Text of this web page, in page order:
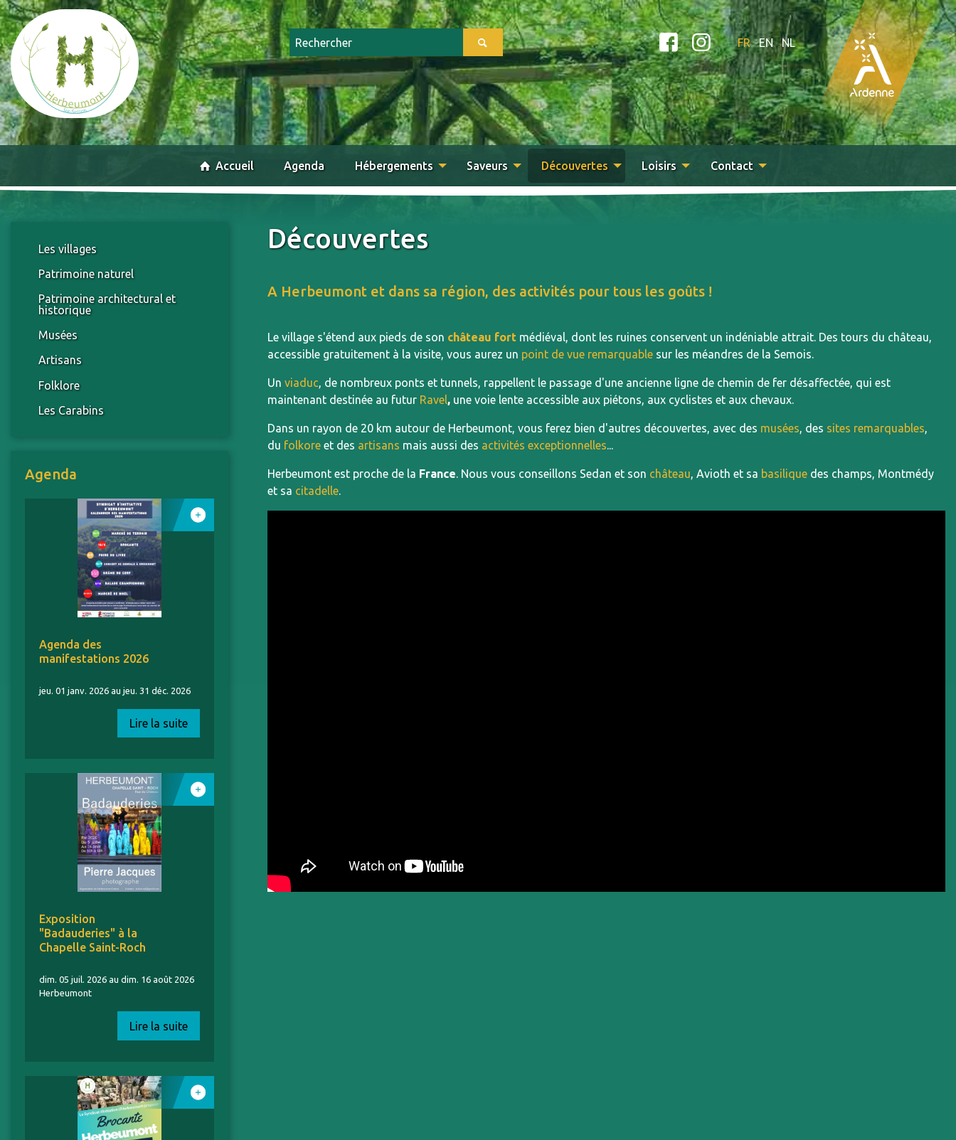
FR EN NL
Accueil Agenda Hébergements Saveurs Découvertes Loisirs Contact
Découvertes
A Herbeumont et dans sa région, des activités pour tous les goûts !
Le village s'étend aux pieds de son château fort médiéval, dont les ruines conservent un indéniable attrait. Des tours du château,
accessible gratuitement à la visite, vous aurez un point de vue remarquable sur les méandres de la Semois.
Un viaduc, de nombreux ponts et tunnels, rappellent le passage d'une ancienne ligne de chemin de fer désaffectée, qui est
maintenant destinée au futur Ravel, une voie lente accessible aux piétons, aux cyclistes et aux chevaux.
Dans un rayon de 20 km autour de Herbeumont, vous ferez bien d'autres découvertes, avec des musées, des sites remarquables,
du folkore et des artisans mais aussi des activités exceptionnelles...
Herbeumont est proche de la France. Nous vous conseillons Sedan et son château, Avioth et sa basilique des champs, Montmédy
et sa citadelle.
Les villages
Patrimoine naturel
Patrimoine architectural et
historique
Musées
Artisans
Folklore
Les Carabins
Agenda
Agenda des
manifestations 2026
jeu. 01 janv. 2026 au jeu. 31 déc. 2026
Lire la suite
Exposition
"Badauderies" à la
Chapelle Saint-Roch
dim. 05 juil. 2026 au dim. 16 août 2026
Herbeumont
Lire la suite